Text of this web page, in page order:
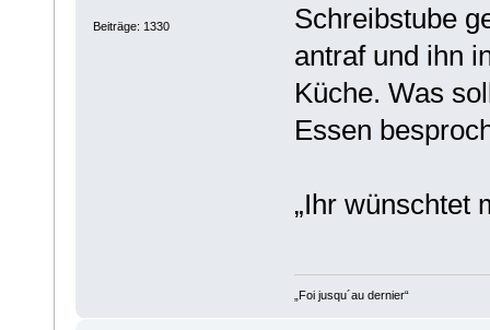
Beiträge: 1330
Schreibstube
antraf und ihn
Küche. Was
Essen
„Ihr wünschtet
„Foi jusqu´au dernier“